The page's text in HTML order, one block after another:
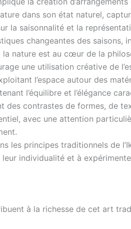
dans son état naturel,
la saisonnalité et la
changeantes des saisons,
nature est au cœur de la
une utilisation créative de
l’espace autour des
l’équilibre et l’élégance
des contrastes de formes, de
avec une attention
les principes traditionnels de
individualité et à
à la richesse de cet art